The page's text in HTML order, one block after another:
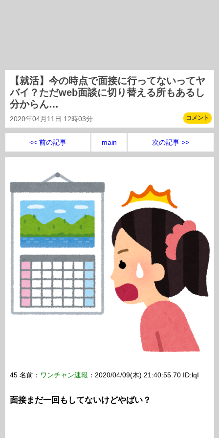
【就活】今の時点で面接に行ってないってヤ
バイ？ただweb面談に切り替える所もあるし
分からん…
2020年04月11日 12時03分 コメント
<< 前の記事 main 次の記事 >>
45 名前： ワンチャン速報 ：2020/04/09(木) 21:40:55.70 ID:lqI
面接まだ一回もしてないけどやばい？